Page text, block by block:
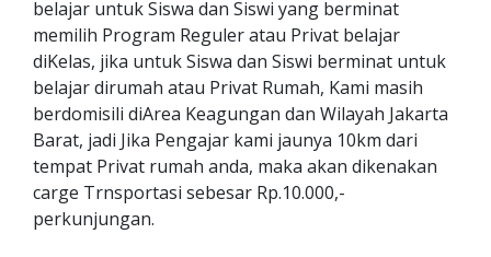
belajar untuk Siswa dan Siswi yang berminat
memilih Program Reguler atau Privat belajar
diKelas, jika untuk Siswa dan Siswi berminat untuk
belajar dirumah atau Privat Rumah, Kami masih
berdomisili diArea Keagungan dan Wilayah Jakarta
Barat, jadi Jika Pengajar kami jaunya 10km dari
tempat Privat rumah anda, maka akan dikenakan
carge Trnsportasi sebesar Rp.10.000,-
perkunjungan.